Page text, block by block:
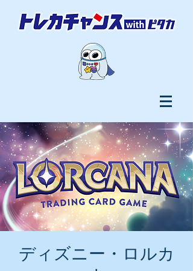
ディズニー・ロルカ